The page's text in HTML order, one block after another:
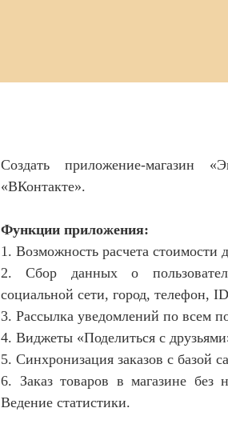
Создать приложение-магазин
«ВКонтакте».
Функции приложения:
1. Возможность расчета стоимости
2. Сбор данных о
социальной сети, город, телефон,
3. Рассылка уведомлений по всем
4. Виджеты «Поделиться с
5. Синхронизация заказов с базой
6. Заказ товаров в магазине без
Ведение статистики.